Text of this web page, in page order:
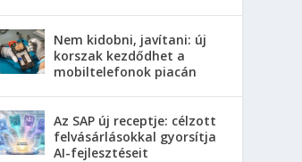
Nem kidobni, javítani: új
korszak kezdődhet a
mobiltelefonok piacán
Az SAP új receptje: célzott
felvásárlásokkal gyorsítja
AI-fejlesztéseit